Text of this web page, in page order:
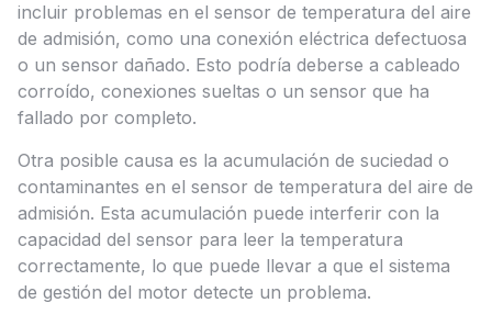
incluir problemas en el sensor de temperatura del aire
de admisión, como una conexión eléctrica defectuosa
o un sensor dañado. Esto podría deberse a cableado
corroído, conexiones sueltas o un sensor que ha
fallado por completo.
Otra posible causa es la acumulación de suciedad o
contaminantes en el sensor de temperatura del aire de
admisión. Esta acumulación puede interferir con la
capacidad del sensor para leer la temperatura
correctamente, lo que puede llevar a que el sistema
de gestión del motor detecte un problema.